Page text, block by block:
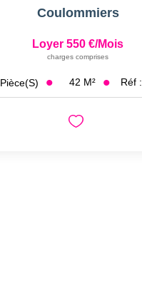
Coulommiers
Loyer 550 €/mois
charges comprises
Pièce(s) 42 M² Réf :